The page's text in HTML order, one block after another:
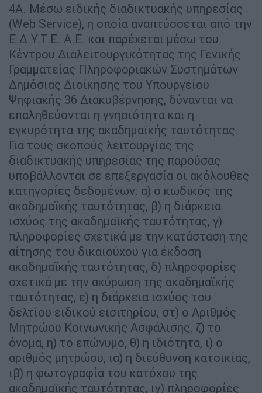
4Α. Mέσω ειδικής διαδικτυακής υπηρεσίας
(Web Service), η οποία αναπτύσσεται από την
Ε.Δ.Υ.Τ.Ε. Α.Ε. και παρέχεται μέσω του
Κέντρου Διαλειτουργικότητας της Γενικής
Γραμματείας Πληροφοριακών Συστημάτων
Δημόσιας Διοίκησης του Υπουργείου
Ψηφιακής 36 Διακυβέρνησης, δύνανται να
επαληθεύονται η γνησιότητα και η
εγκυρότητα της ακαδημαϊκής ταυτότητας.
Για τους σκοπούς λειτουργίας της
διαδικτυακής υπηρεσίας της παρούσας
υποβάλλονται σε επεξεργασία οι ακόλουθες
κατηγορίες δεδομένων: α) ο κωδικός της
ακαδημαϊκής ταυτότητας, β) η διάρκεια
ισχύος της ακαδημαϊκής ταυτότητας, γ)
πληροφορίες σχετικά με την κατάσταση της
αίτησης του δικαιούχου για έκδοση
ακαδημαϊκής ταυτότητας, δ) πληροφορίες
σχετικά με την ακύρωση της ακαδημαϊκής
ταυτότητας, ε) η διάρκεια ισχύος του
δελτίου ειδικού εισιτηρίου, στ) ο Αριθμός
Μητρώου Κοινωνικής Ασφάλισης, ζ) το
όνομα, η) το επώνυμο, θ) η ιδιότητα, ι) ο
αριθμός μητρώου, ια) η διεύθυνση κατοικίας,
ιβ) η φωτογραφία του κατόχου της
ακαδημαϊκής ταυτότητας, ιγ) πληροφορίες